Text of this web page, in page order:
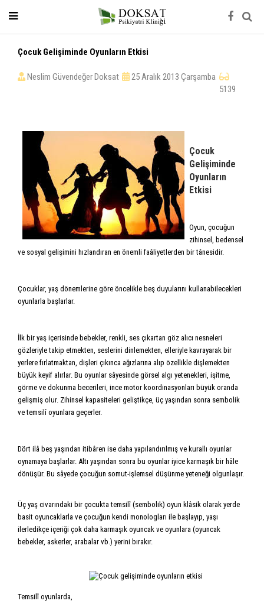
Çocuk Gelişiminde Oyunların Etkisi
Neslim Güvendeğer Doksat
25 Aralık 2013 Çarşamba
5139
Çocuk
Gelişiminde
Oyunların
Etkisi
Oyun, çocuğun
zihinsel, bedensel
ve sosyal gelişimini hızlandıran en önemli faâliyetlerden bir tânesidir.
Çocuklar, yaş dönemlerine göre öncelikle beş duyularını kullanabilecekleri
oyunlarla başlarlar.
İlk bir yaş içerisinde bebekler, renkli, ses çıkartan göz alıcı nesneleri
gözleriyle takip etmekten, seslerini dinlemekten, elleriyle kavrayarak bir
yerlere fırlatmaktan, dişleri çıkınca ağızlarına alıp özellikle dişlemekten
büyük keyif alırlar. Bu oyunlar sâyesinde görsel algı yetenekleri, işitme,
görme ve dokunma becerileri, ince motor koordinasyonları büyük oranda
gelişmiş olur. Zihinsel kapasiteleri geliştikçe, üç yaşından sonra sembolik
ve temsilî oyunlara geçerler.
Dört ilâ beş yaşından itibâren ise daha yapılandırılmış ve kurallı oyunlar
oynamaya başlarlar. Altı yaşından sonra bu oyunlar iyice karmaşık bir hâle
dönüşür. Bu sâyede çocuğun somut-işlemsel düşünme yeteneği olgunlaşır.
Üç yaş civarındaki bir çocukta temsilî (sembolik) oyun klâsik olarak yerde
basit oyuncaklarla ve çocuğun kendi monologları ile başlayıp, yaşı
ilerledikçe içeriği çok daha karmaşık oyuncak ve oyunlara (oyuncak
bebekler, askerler, arabalar vb.) yerini bırakır.
Temsilî oyunlarda,